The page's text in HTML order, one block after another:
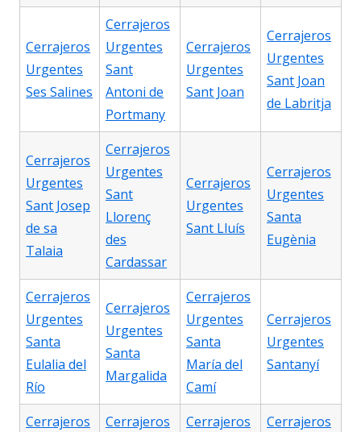
Cerrajeros
Urgentes
Ses Salines
Cerrajeros
Urgentes
Sant
Antoni de
Portmany
Cerrajeros
Urgentes
Sant Joan
Cerrajeros
Urgentes
Sant Joan
de Labritja
Cerrajeros
Urgentes
Sant Josep
de sa
Talaia
Cerrajeros
Urgentes
Sant
Llorenç
des
Cardassar
Cerrajeros
Urgentes
Sant Lluís
Cerrajeros
Urgentes
Santa
Eugènia
Cerrajeros
Urgentes
Santa
Eulalia del
Río
Cerrajeros
Urgentes
Santa
Margalida
Cerrajeros
Urgentes
Santa
María del
Camí
Cerrajeros
Urgentes
Santanyí
Cerrajeros
Cerrajeros
Cerrajeros
Cerrajeros